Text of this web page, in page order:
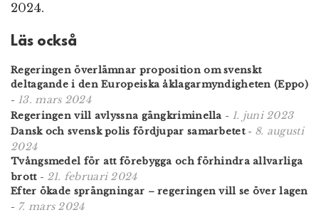
2024.
Läs också
Regeringen överlämnar proposition om svenskt
deltagande i den Europeiska åklagarmyndigheten (Eppo)
- 13. mars 2024
Regeringen vill avlyssna gängkriminella - 1. juni 2023
Dansk och svensk polis fördjupar samarbetet- 8. augusti
2024
Tvångsmedel för att förebygga och förhindra allvarliga
brott- 21. februari 2024
Efter ökade sprängningar – regeringen vill se över lagen
- 7. mars 2024